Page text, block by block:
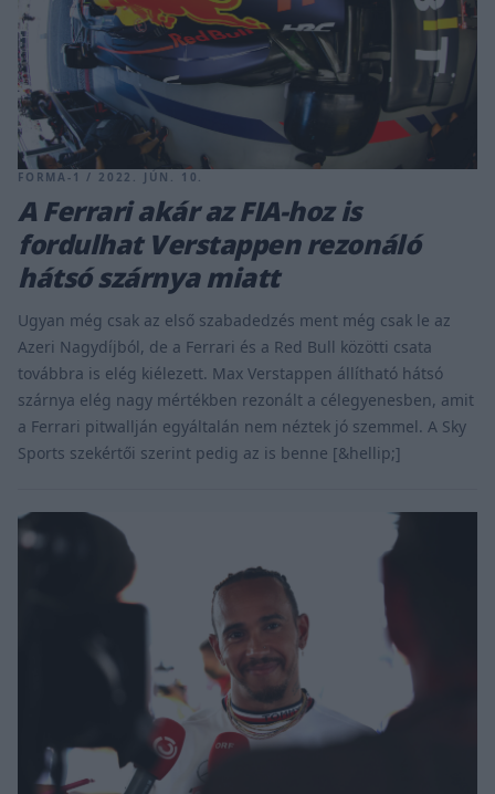
FORMA-1 / 2022. JÚN. 10.
A Ferrari akár az FIA-hoz is
fordulhat Verstappen rezonáló
hátsó szárnya miatt
Ugyan még csak az első szabadedzés ment még csak le az
Azeri Nagydíjból, de a Ferrari és a Red Bull közötti csata
továbbra is elég kiélezett. Max Verstappen állítható hátsó
szárnya elég nagy mértékben rezonált a célegyenesben, amit
a Ferrari pitwallján egyáltalán nem néztek jó szemmel. A Sky
Sports szekértői szerint pedig az is benne [&hellip;]